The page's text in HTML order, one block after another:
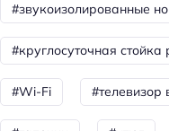
Тип гостиницы:
Номеров: 28
Питание:
Способ оплаты: QR-
#звукоизолированные
#круглосуточная стойка
#Wi-Fi #телевизор